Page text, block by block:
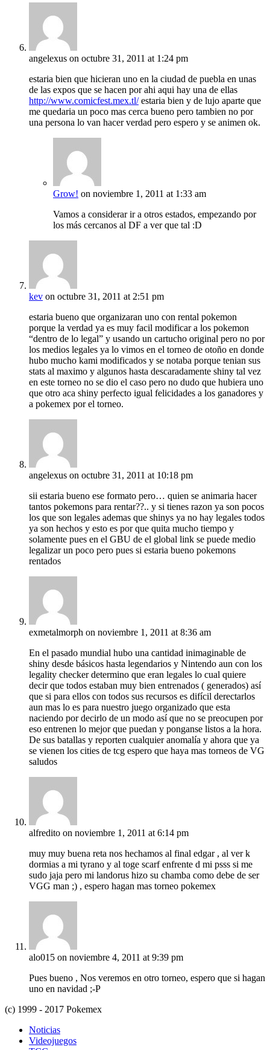
angelexus on octubre 31, 2011 at 1:24 pm
estaria bien que hicieran uno en la ciudad de puebla en unas
de las expos que se hacen por ahi aqui hay una de ellas
http://www.comicfest.mex.tl/estaria bien y de lujo aparte que
me quedaria un poco mas cerca bueno pero tambien no por
una persona lo van hacer verdad pero espero y se animen ok.
Grow! on noviembre 1, 2011 at 1:33 am
Vamos a considerar ir a otros estados, empezando por
los más cercanos al DF a ver que tal :D
kev on octubre 31, 2011 at 2:51 pm
estaria bueno que organizaran uno con rental pokemon
porque la verdad ya es muy facil modificar a los pokemon
“dentro de lo legal” y usando un cartucho original pero no por
los medios legales ya lo vimos en el torneo de otoño en donde
hubo mucho kami modificados y se notaba porque tenian sus
stats al maximo y algunos hasta descaradamente shiny tal vez
en este torneo no se dio el caso pero no dudo que hubiera uno
que otro aca shiny perfecto igual felicidades a los ganadores y
a pokemex por el torneo.
angelexus on octubre 31, 2011 at 10:18 pm
sii estaria bueno ese formato pero… quien se animaria hacer
tantos pokemons para rentar??.. y si tienes razon ya son pocos
los que son legales ademas que shinys ya no hay legales todos
ya son hechos y esto es por que quita mucho tiempo y
solamente pues en el GBU de el global link se puede medio
legalizar un poco pero pues si estaria bueno pokemons
rentados
exmetalmorph on noviembre 1, 2011 at 8:36 am
En el pasado mundial hubo una cantidad inimaginable de
shiny desde básicos hasta legendarios y Nintendo aun con los
legality checker determino que eran legales lo cual quiere
decir que todos estaban muy bien entrenados ( generados) así
que si para ellos con todos sus recursos es difícil derectarlos
aun mas lo es para nuestro juego organizado que esta
naciendo por decirlo de un modo así que no se preocupen por
eso entrenen lo mejor que puedan y ponganse listos a la hora.
De sus batallas y reporten cualquier anomalía y ahora que ya
se vienen los cities de tcg espero que haya mas torneos de VG
saludos
alfredito on noviembre 1, 2011 at 6:14 pm
muy muy buena reta nos hechamos al final edgar , al ver k
dormias a mi tyrano y al toge scarf enfrente d mi psss si me
sudo jaja pero mi landorus hizo su chamba como debe de ser
VGG man ;) , espero hagan mas torneo pokemex
alo015 on noviembre 4, 2011 at 9:39 pm
Pues bueno , Nos veremos en otro torneo, espero que si hagan
uno en navidad ;-P
(c) 1999 - 2017 Pokemex
Noticias
Videojuegos